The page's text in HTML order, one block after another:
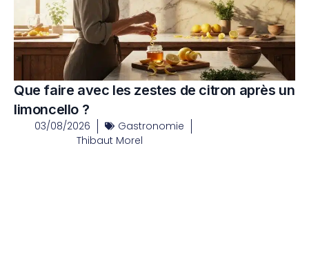
Que faire avec les zestes de citron après un
limoncello ?
03/08/2026
Gastronomie
Thibaut Morel